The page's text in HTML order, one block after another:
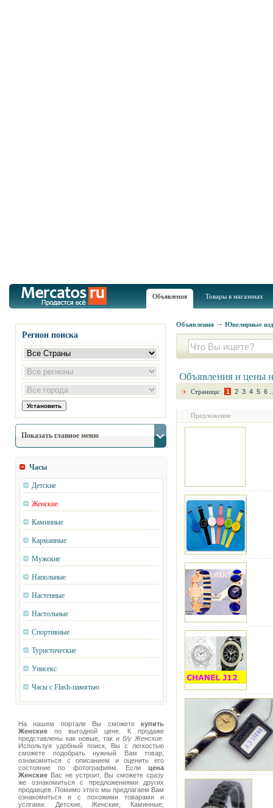
Объявления Товары в магазинах
Регион поиска
Показать главное меню
Часы
Детские
Женские
Каминные
Карманные
Мужские
Напольные
Настенные
Настольные
Спортивные
Туристические
Унисекс
Часы с Flash-памятью
На нашем портале Вы сможете купить
Женские по выгодной цене. К продаже
представлены как новые, так и б/у Женские
Используя удобный поиск, Вы с легкостью
сможете подобрать нужный Вам товар,
ознакомиться с описанием и оценить его
состояние по фотографиям. Если цена
Женские Вас не устроит, Вы сможете сразу
же ознакомиться с предложениями других
продавцев. Помимо этого мы предлагаем Вам
ознакомиться и с похожими товарами и
услгами: Детские, Женские, Каминные,
Объявления Ювелирные
Объявления и цены
Страница: 1 2 3 4 5 6
Предложение